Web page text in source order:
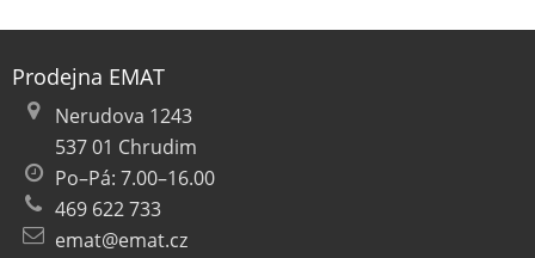
Prodejna EMAT
Nerudova 1243
537 01 Chrudim
Po–Pá: 7.00–16.00
469 622 733
emat@emat.cz